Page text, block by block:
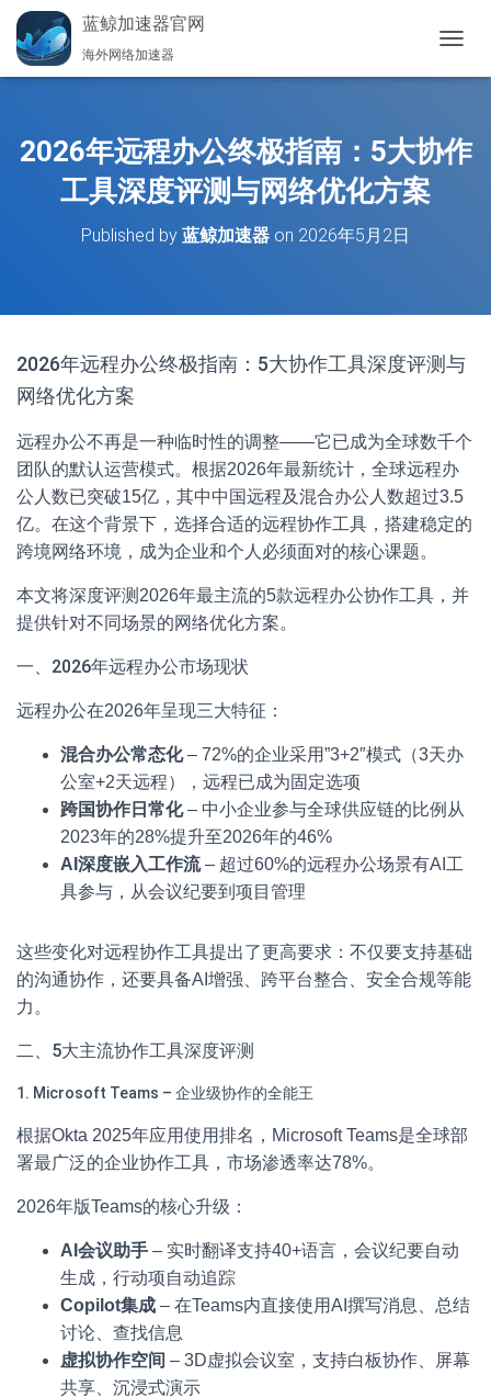
蓝鲸加速器官网
海外网络加速器
换
2026年远程办公终极指南：5大协作
工具深度评测与网络优化方案
Published by 蓝鲸加速器 on 2026年5月2日
2026年远程办公终极指南：5大协作工具深度评测与
网络优化方案
远程办公不再是一种临时性的调整——它已成为全球数千个
团队的默认运营模式。根据2026年最新统计，全球远程办
公人数已突破15亿，其中中国远程及混合办公人数超过3.5
亿。在这个背景下，选择合适的远程协作工具，搭建稳定的
跨境网络环境，成为企业和个人必须面对的核心课题。
本文将深度评测2026年最主流的5款远程办公协作工具，并
提供针对不同场景的网络优化方案。
一、2026年远程办公市场现状
远程办公在2026年呈现三大特征：
混合办公常态化– 72%的企业采用”3+2″模式（3天办
公室+2天远程），远程已成为固定选项
跨国协作日常化– 中小企业参与全球供应链的比例从
2023年的28%提升至2026年的46%
AI深度嵌入工作流– 超过60%的远程办公场景有AI工
具参与，从会议纪要到项目管理
这些变化对远程协作工具提出了更高要求：不仅要支持基础
的沟通协作，还要具备AI增强、跨平台整合、安全合规等能
力。
二、5大主流协作工具深度评测
1. Microsoft Teams – 企业级协作的全能王
根据Okta 2025年应用使用排名，Microsoft Teams是全球部
署最广泛的企业协作工具，市场渗透率达78%。
2026年版Teams的核心升级：
AI会议助手 – 实时翻译支持40+语言，会议纪要自动
生成，行动项自动追踪
Copilot集成 – 在Teams内直接使用AI撰写消息、总结
讨论、查找信息
虚拟协作空间 – 3D虚拟会议室，支持白板协作、屏幕
共享、沉浸式演示